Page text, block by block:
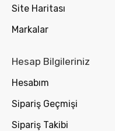
Site Haritası
Markalar
Hesap Bilgileriniz
Hesabım
Sipariş Geçmişi
Sipariş Takibi